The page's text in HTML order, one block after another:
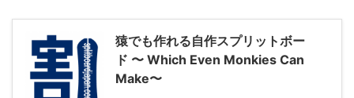
猿でも作れる自作スプリットボー
ド 〜 Which Even Monkies Can
Make〜